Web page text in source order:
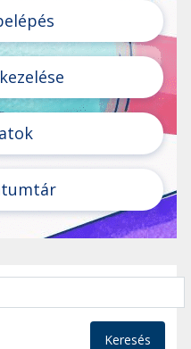
Keresés